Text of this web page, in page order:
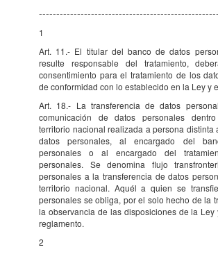
1
Art. 11.- El titular del banco de datos
resulte responsable del tratamiento,
consentimiento para el tratamiento de los
de conformidad con lo establecido en la Ley y
Art. 18.- La transferencia de datos
comunicación de datos personales
territorio nacional realizada a persona distinta
datos personales, al encargado del
personales o al encargado del
personales. Se denomina flujo
personales a la transferencia de datos
territorio nacional. Aquél a quien se
personales se obliga, por el solo hecho de la
la observancia de las disposiciones de la Ley
reglamento.
2